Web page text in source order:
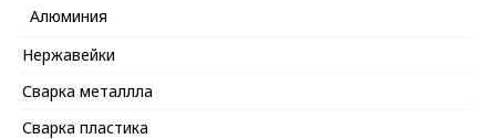
Алюминия
Нержавейки
Сварка металлла
Сварка пластика